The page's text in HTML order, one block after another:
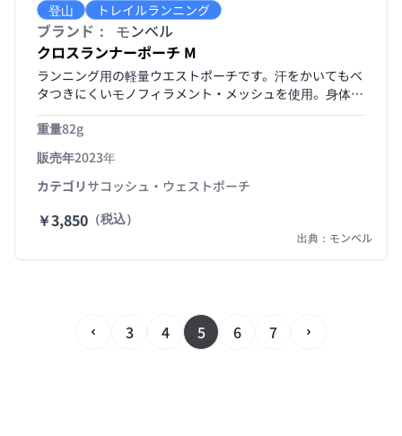
登山 トレイルランニング
ブランド：
モンベル
クロスランナーポーチ M
ランニング用の軽量ウエストポーチです。汗をかいてもベ
タつきにくいモノフィラメント・メッシュを使用。身体に
しっかりフィットしながら、通気性に優れるので快適で
す。ポケットはストレッチメッシュを使用。荷物が揺れに
くく、内側にはキーリングを備えています。Mサイズはプ
ルトップフレックスウォーターパック（別売）や500ｍL
ペットボトルの収納に対応します。※形状によっては対応
重量82g
販売年2023年
カテゴリサコッシュ・ウェストポーチ
￥3,850 （税込）
出典：モンベル
Prev Page
3 4 5 6 7 Next Page